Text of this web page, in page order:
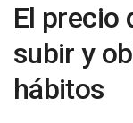
El precio
subir y
hábitos